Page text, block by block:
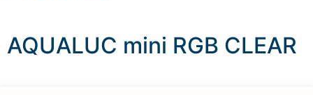
AQUALUC mini RGB CLEAR